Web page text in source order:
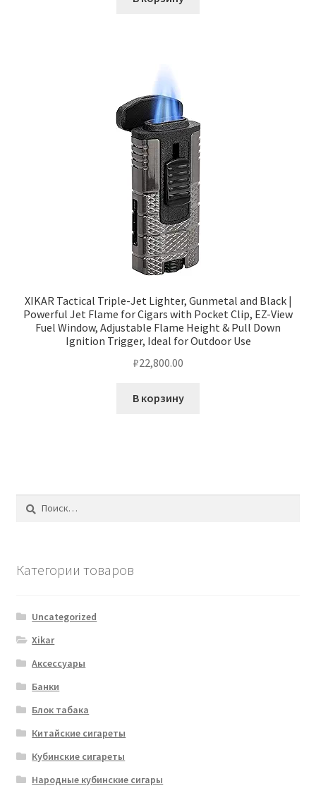
XIKAR Tactical Triple-Jet Lighter, Gunmetal and Black |
Powerful Jet Flame for Cigars with Pocket Clip, EZ-View
Fuel Window, Adjustable Flame Height & Pull Down
Ignition Trigger, Ideal for Outdoor Use
₽22,800.00
В корзину
Найти:
Категории товаров
Uncategorized
Xikar
Аксессуары
Банки
Блок табака
Китайские сигареты
Кубинские сигареты
Народные кубинские сигары